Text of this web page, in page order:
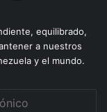
equilibrado,
a nuestros
y el mundo.